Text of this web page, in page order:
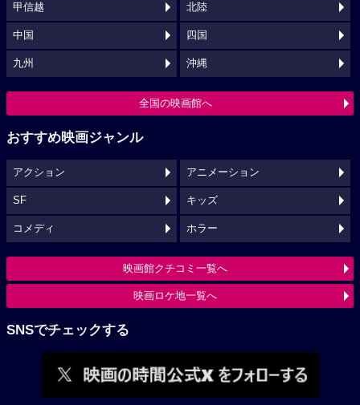
甲信越 北陸
中国 四国
九州 沖縄
全国の映画館へ
おすすめ映画ジャンル
アクション アニメーション
SF キッズ
コメディ ホラー
映画館クチコミ一覧へ
映画ロケ地一覧へ
SNSでチェックする